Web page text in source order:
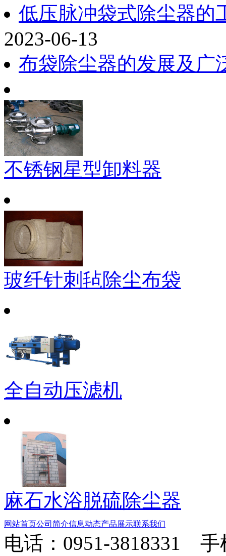
低压脉冲袋式除尘器的
2023-06-13
布袋除尘器的发展及广
不锈钢星型卸料器
玻纤针刺毡除尘布袋
全自动压滤机
麻石水浴脱硫除尘器
网站首页公司简介信息动态产品展示联系我们
电话：0951-3818331 手